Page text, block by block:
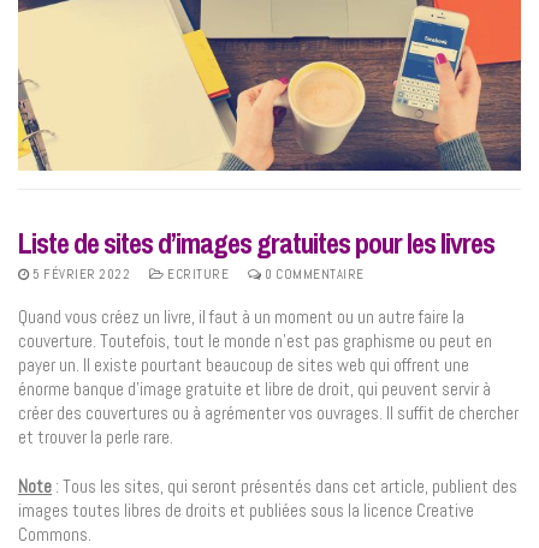
Liste de sites d’images gratuites pour les livres
5 FÉVRIER 2022 ECRITURE 0 COMMENTAIRE
Quand vous créez un livre, il faut à un moment ou un autre faire la
couverture. Toutefois, tout le monde n’est pas graphisme ou peut en
payer un. Il existe pourtant beaucoup de sites web qui offrent une
énorme banque d’image gratuite et libre de droit, qui peuvent servir à
créer des couvertures ou à agrémenter vos ouvrages. Il suffit de chercher
et trouver la perle rare.
Note : Tous les sites, qui seront présentés dans cet article, publient des
images toutes libres de droits et publiées sous la licence Creative
Commons.